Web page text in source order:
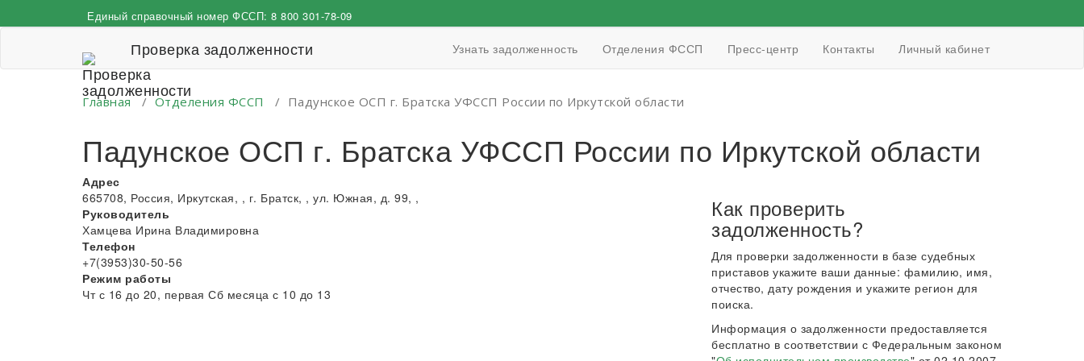
к
Единый справочный номер ФССП: 8 800 301-78-09
Проверка задолженности Узнать задолженность Отделения ФССП Пресс-центр Контакты Личный кабинет
Главная / Отделения ФССП / Падунское ОСП г. Братска УФССП России по Иркутской области
Падунское ОСП г. Братска УФССП России по Иркутской области
Адрес
665708, Россия, Иркутская, , г. Братск, , ул. Южная, д. 99, ,
Руководитель
Хамцева Ирина Владимировна
Телефон
+7(3953)30-50-56
Режим работы
Чт с 16 до 20, первая Сб месяца с 10 до 13
Как проверить
задолженность?
Для проверки задолженности в базе судебных
приставов укажите ваши данные: фамилию, имя,
отчество, дату рождения и укажите регион для
поиска.
Информация о задолженности предоставляется
бесплатно в соответствии с Федеральным законом